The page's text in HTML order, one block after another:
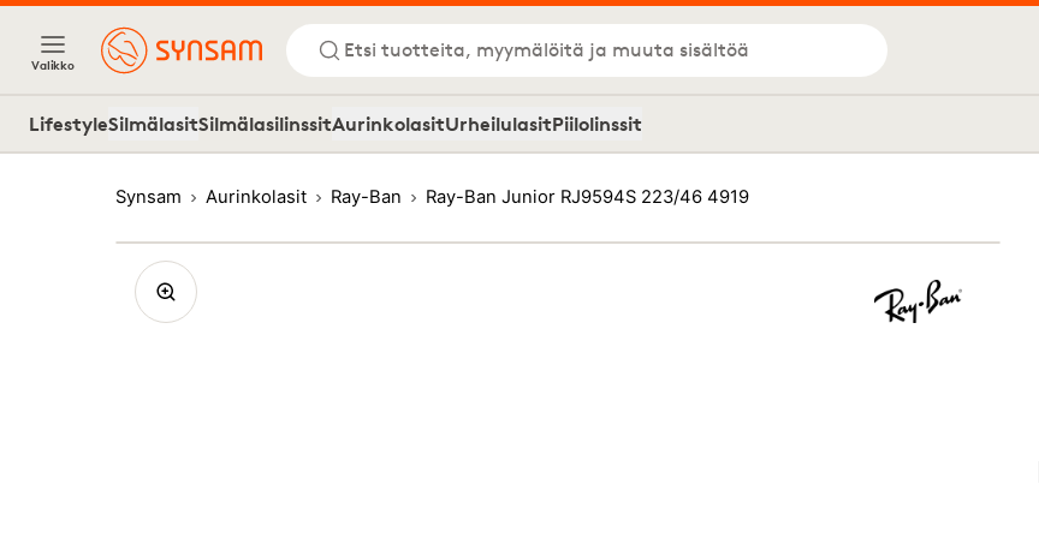
Valikko
Etsi tuotteita, myymälöitä ja muuta sisältöä
LifestyleSilmälasitSilmälasilinssitAurinkolasitUrheilulasitPiilolinssit
Synsam Aurinkolasit Ray-Ban Ray-Ban Junior RJ9594S 223/46 4919